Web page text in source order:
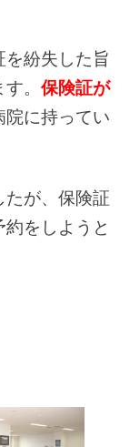
紛失した旨
。 保険証が
院に持ってい
たが、保険証
をしようと